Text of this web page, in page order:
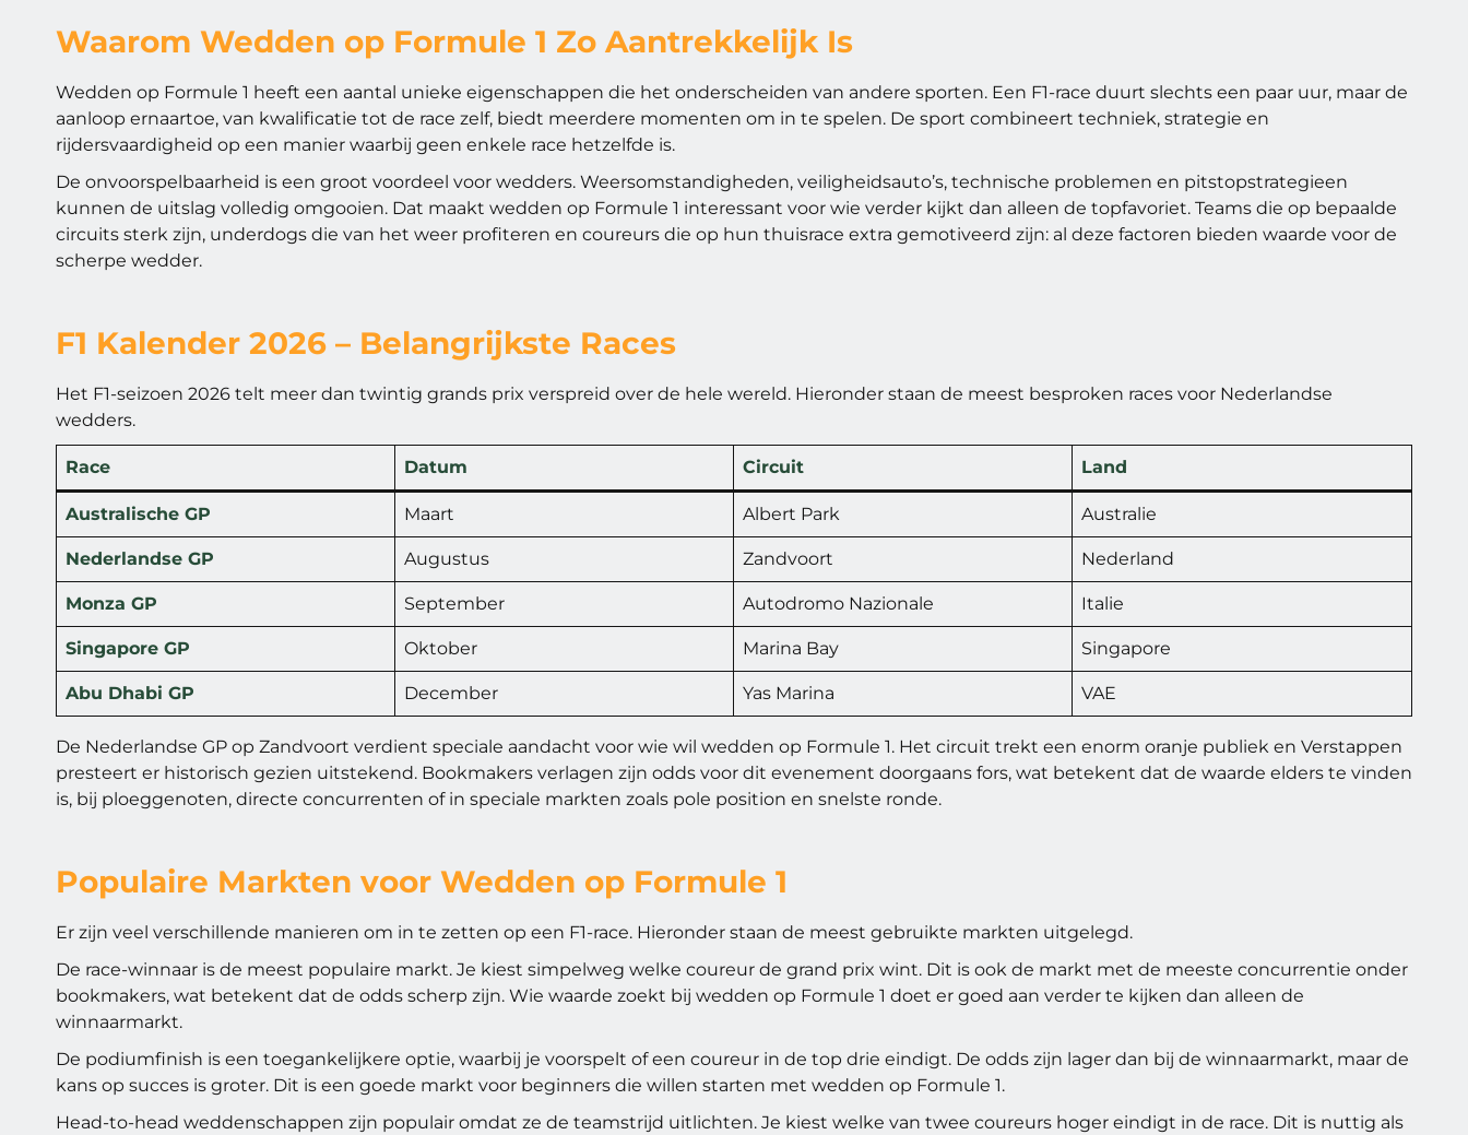
Waarom Wedden op Formule 1 Zo Aantrekkelijk Is
Wedden op Formule 1 heeft een aantal unieke eigenschappen die het onderscheiden van andere sporten. Een F1-race duurt slechts een paar uur, maar de
aanloop ernaartoe, van kwalificatie tot de race zelf, biedt meerdere momenten om in te spelen. De sport combineert techniek, strategie en
rijdersvaardigheid op een manier waarbij geen enkele race hetzelfde is.
De onvoorspelbaarheid is een groot voordeel voor wedders. Weersomstandigheden, veiligheidsauto’s, technische problemen en pitstopstrategieen
kunnen de uitslag volledig omgooien. Dat maakt wedden op Formule 1 interessant voor wie verder kijkt dan alleen de topfavoriet. Teams die op bepaalde
circuits sterk zijn, underdogs die van het weer profiteren en coureurs die op hun thuisrace extra gemotiveerd zijn: al deze factoren bieden waarde voor de
scherpe wedder.
F1 Kalender 2026 – Belangrijkste Races
Het F1-seizoen 2026 telt meer dan twintig grands prix verspreid over de hele wereld. Hieronder staan de meest besproken races voor Nederlandse
wedders.
Race Datum Circuit Land
Australische GP Maart Albert Park Australie
Nederlandse GP Augustus Zandvoort Nederland
Monza GP September Autodromo Nazionale Italie
Singapore GP Oktober Marina Bay Singapore
Abu Dhabi GP December Yas Marina VAE
De Nederlandse GP op Zandvoort verdient speciale aandacht voor wie wil wedden op Formule 1. Het circuit trekt een enorm oranje publiek en Verstappen
presteert er historisch gezien uitstekend. Bookmakers verlagen zijn odds voor dit evenement doorgaans fors, wat betekent dat de waarde elders te vinden
is, bij ploeggenoten, directe concurrenten of in speciale markten zoals pole position en snelste ronde.
Populaire Markten voor Wedden op Formule 1
Er zijn veel verschillende manieren om in te zetten op een F1-race. Hieronder staan de meest gebruikte markten uitgelegd.
De race-winnaar is de meest populaire markt. Je kiest simpelweg welke coureur de grand prix wint. Dit is ook de markt met de meeste concurrentie onder
bookmakers, wat betekent dat de odds scherp zijn. Wie waarde zoekt bij wedden op Formule 1 doet er goed aan verder te kijken dan alleen de
winnaarmarkt.
De podiumfinish is een toegankelijkere optie, waarbij je voorspelt of een coureur in de top drie eindigt. De odds zijn lager dan bij de winnaarmarkt, maar de
kans op succes is groter. Dit is een goede markt voor beginners die willen starten met wedden op Formule 1.
Head-to-head weddenschappen zijn populair omdat ze de teamstrijd uitlichten. Je kiest welke van twee coureurs hoger eindigt in de race. Dit is nuttig als